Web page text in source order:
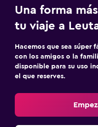
Una forma
tu viaje a
Hacemos que sea súper
con los amigos o la
disponible para su uso
el que reserves.